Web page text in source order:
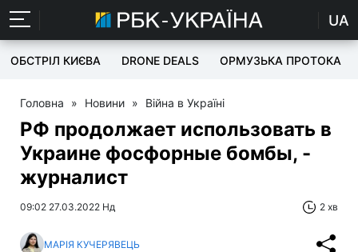
UA
ОБСТРІЛ КИЄВА DRONE DEALS ОРМУЗЬКА ПРОТОКА
Головна » Новини » Війна в Україні
РФ продолжает использовать в
Украине фосфорные бомбы, -
журналист
09:02 27.03.2022 Нд 2 хв
МАРІЯ КУЧЕРЯВЕЦЬ